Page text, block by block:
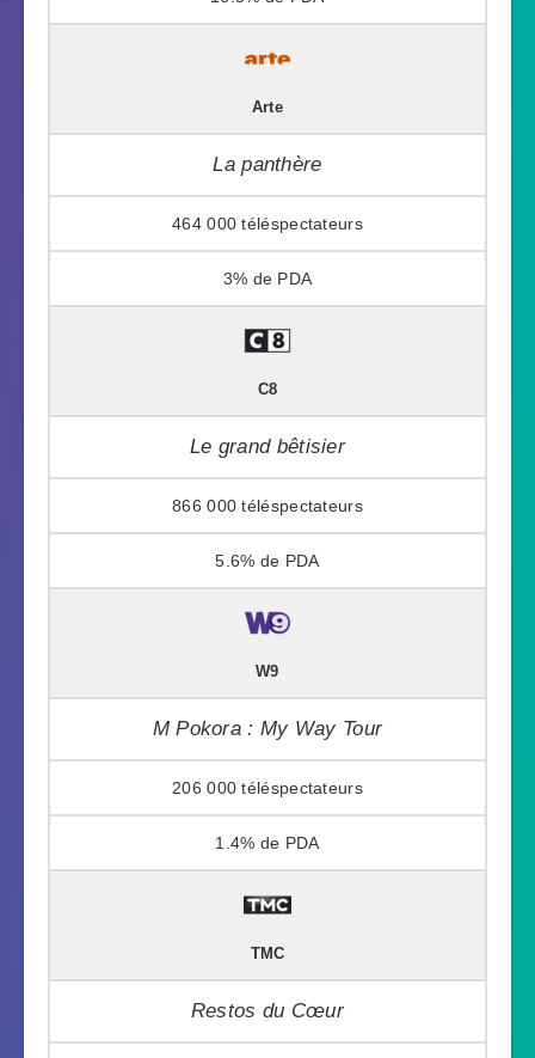
Arte
La panthère
464 000
3%
C8
Le grand bêtisier
866 000
5.6%
W9
M Pokora : My Way Tour
206 000
1.4%
TMC
Restos du Cœur